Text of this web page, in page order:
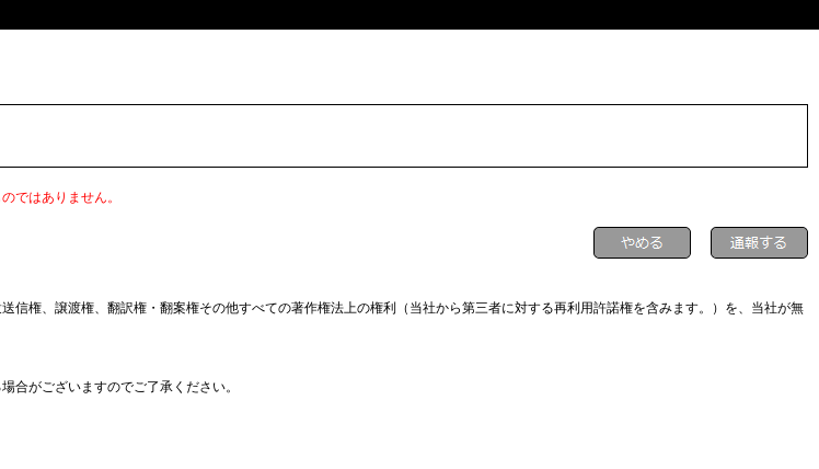
ではありません。
権、譲渡権、翻訳権・翻案権その他すべての著作権法上の権利（当社から第三者に対する再利用許諾権を含みます。）を、当社が無
合がございますのでご了承ください。